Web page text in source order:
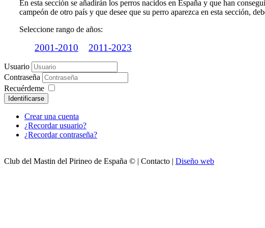
En esta sección se añadirán los perros nacidos en España y que han
campeón de otro país y que desee que su perro aparezca en esta sección,
Seleccione rango de años:
2001-2010 2011-2023
Usuario
Contraseña
Recuérdeme
Identificarse
Crear una cuenta
¿Recordar usuario?
¿Recordar contraseña?
Club del Mastin del Pirineo de España © | Contacto | Diseño web